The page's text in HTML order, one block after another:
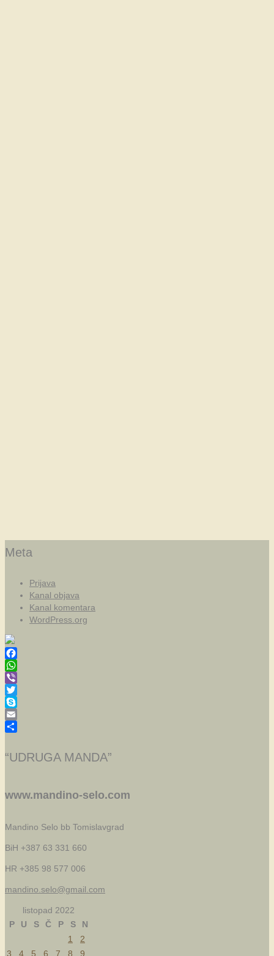
Meta
Prijava
Kanal objava
Kanal komentara
WordPress.org
Facebook
WhatsApp
Viber
Twitter
Skype
Email
“UDRUGA MANDA”
www.mandino-selo.com
Mandino Selo bb Tomislavgrad
BiH +387 63 331 660
HR +385 98 577 006
mandino.selo@gmail.com
listopad 2022
P
U S Č P S
N
1
2
3
4 5 6 7 8 9